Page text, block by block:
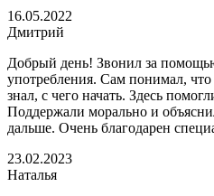
16.05.2022
Дмитрий
Добрый день! Звонил за
употребления. Сам понимал, что
знал, с чего начать. Здесь
Поддержали морально и
дальше. Очень благодарен
23.02.2023
Наталья